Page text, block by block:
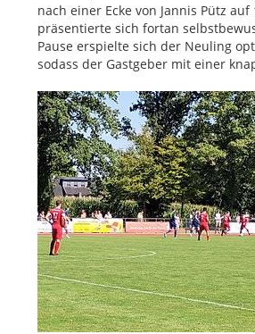
nach einer Ecke von Jannis Pütz
präsentierte sich fortan
Pause erspielte sich der Neuling
sodass der Gastgeber mit einer